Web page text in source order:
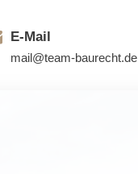
E-Mail
mail@team-baurecht.de